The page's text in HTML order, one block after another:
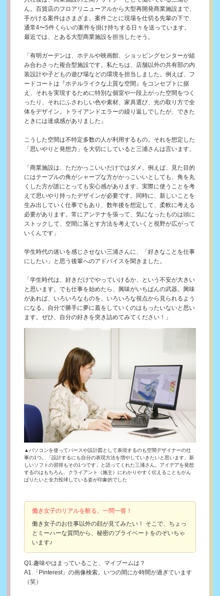
ん。百貨店のフロアリニューアルから大型再開発商業施設まで、
手がける案件はさまざま。案件ごとに現場を仕切る先輩の下で、
通常4〜5件くらいの案件を掛け持ちする日々を送っています。
最近では、とある大型商業施設を担当したそう。
「有明ガーデンは、ホテルや映画館、ショッピングセンターが組
み合わさった複合型施設です。私たちは、店舗以外の共有部の内
装設計や子どもの遊び場などの環境を担当しました。例えば、フ
ードコートは『ホテルライクな上質な空間』をコンセプトに据
え、それを実現するために特別な個室や一段上がった空間をつく
ったり、それにふさわしい色や素材、家具選び、光の取り方で全
体をデザイン。トライアンドエラーの繰り返しでしたが、できた
ときには達成感がありました」
こうした空間は不特定多数の人が利用するもの。それを想定した
「思いやりと発想力」を大切にしていると三浦さんは言います。
「商業施設は、ただかっこいいだけではダメ。例えば、見た目的
にはテーブルの角がシャープな方がかっこいいとしても、角を丸
くした方が誰にとっても安心感があります。実際に使うことを考
えて思いやり持ったデザインが必要です。同時に、新しいことを
生み出していく仕事でもあり、数年後を想定して、柔軟に考える
必要があります。常にアンテナを張って、気になったものは頭に
ストックして、空間に落とす方法を考えていくと視野が広がって
いくんです」
学生時代の迷いを感じさせない三浦さんに、「好きなことを仕事
にしたい」と思う後輩へのアドバイスを聞きました。
「学生時代は、好きだけでやっていけるか、という不安が大きい
と思います。でも仕事を始めたら、興味がいちばんの武器。興味
があれば、いろいろなものを、いろいろな視点から見られるよう
になる。自分で勝手に夢に蓋をしていくのはもったいないと思い
ます。ぜひ、自分の好きを突き詰めてみてください！」
▲パソコンを使ってパースや設計図として表現するのも空間デザイナーの仕
事の1つ。「設計するにも自分の表現方法を増やしていきたいと思います。新
しいソフトの習得もその1つです」と語ってくれた三浦さん。アイデアを発想
するのはもちろん、クライアント（施主）にわかりやすく伝えることもがん
ばりたいと全力投球している姿が印象的でした
働き女子のリアルを斬る、一問一答！
働き女子のお仕事以外の顔が見てみたい！ そこで、ちょっ
とミーハーな質問から、秘密のプライベートをのぞいちゃ
います♪
Q1.趣味やはまっていること、マイブームは？
A1.「Pinterest」の画像検索。いつの間にか時間が過ぎています
（笑）